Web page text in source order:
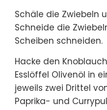
Schäle die Zwiebeln
Schneide die
Scheiben schneiden.
Hacke den
Esslöffel Olivenöl in
jeweils zwei Drittel
Paprika- und